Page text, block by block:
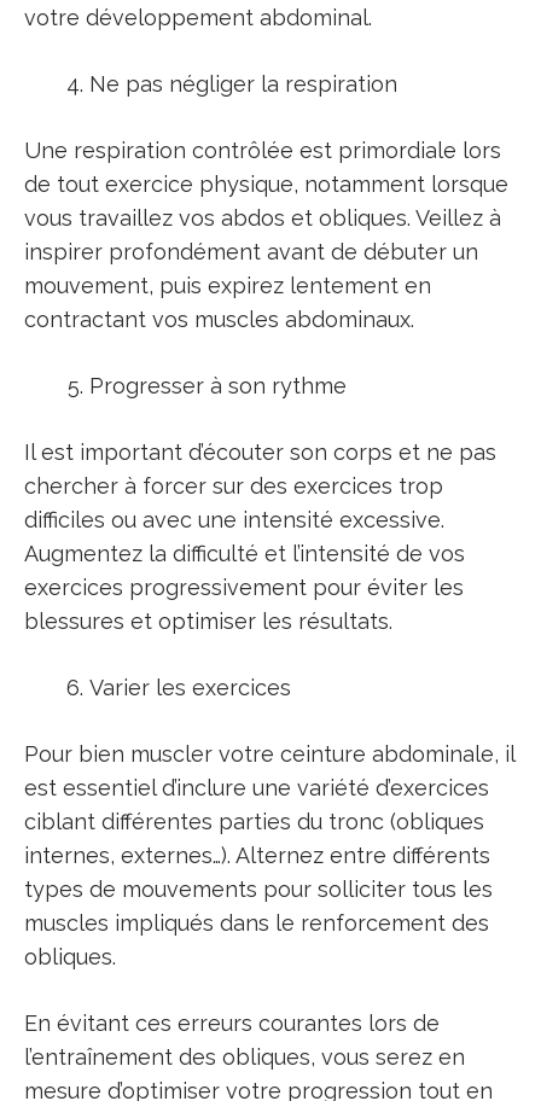
votre développement abdominal.
Ne pas négliger la respiration
Une respiration contrôlée est primordiale lors
de tout exercice physique, notamment lorsque
vous travaillez vos abdos et obliques. Veillez à
inspirer profondément avant de débuter un
mouvement, puis expirez lentement en
contractant vos muscles abdominaux.
Progresser à son rythme
Il est important d’écouter son corps et ne pas
chercher à forcer sur des exercices trop
difficiles ou avec une intensité excessive.
Augmentez la difficulté et l’intensité de vos
exercices progressivement pour éviter les
blessures et optimiser les résultats.
Varier les exercices
Pour bien muscler votre ceinture abdominale, il
est essentiel d’inclure une variété d’exercices
ciblant différentes parties du tronc (obliques
internes, externes…). Alternez entre différents
types de mouvements pour solliciter tous les
muscles impliqués dans le renforcement des
obliques.
En évitant ces erreurs courantes lors de
l’entraînement des obliques, vous serez en
mesure d’optimiser votre progression tout en